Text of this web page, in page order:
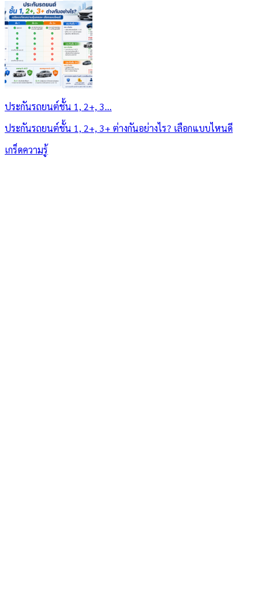
ประกันรถยนต์ชั้น 1, 2+, 3...
ประกันรถยนต์ชั้น 1, 2+, 3+ ต่างกันอย่างไร? เลือกแบบไหนดี
เกร็ดความรู้